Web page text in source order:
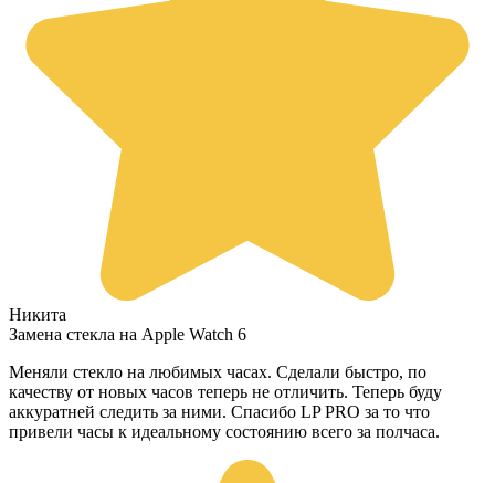
Никита
Замена стекла на Apple Watch 6
Меняли стекло на любимых часах. Сделали быстро, по
качеству от новых часов теперь не отличить. Теперь буду
аккуратней следить за ними. Спасибо LP PRO за то что
привели часы к идеальному состоянию всего за полчаса.